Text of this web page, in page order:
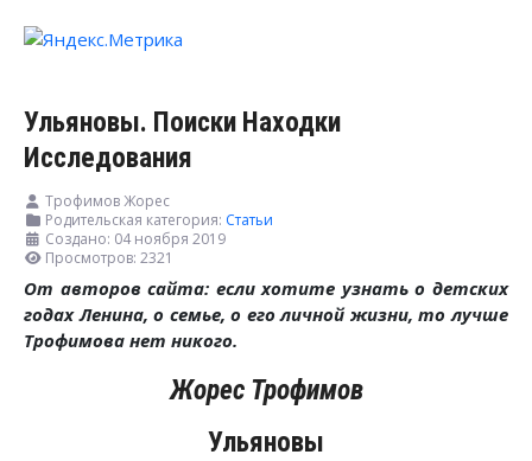
Ульяновы. Поиски Находки
Исследования
Трофимов Жорес
Родительская категория: Статьи
Создано: 04 ноября 2019
Просмотров: 2321
От авторов сайта: если хотите узнать о детских
годах Ленина, о семье, о его личной жизни, то лучше
Трофимова нет никого.
Жорес Трофимов
Ульяновы